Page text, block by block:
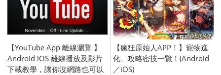
【YouTube App 離線瀏覽 】
Android iOS 離線播放及影片
下載教學，讓你沒網路也可以
【瘋狂原始人APP！】寵物進
化、攻略密技一覽！(Android
／iOS)